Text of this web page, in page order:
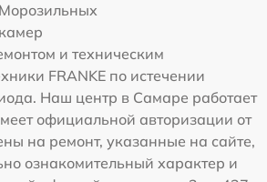
Морозильных
камер
и техническим
FRANKE по истечении
Наш центр в Самаре работает
официальной авторизации от
на ремонт, указанные на сайте,
ознакомительный характер и